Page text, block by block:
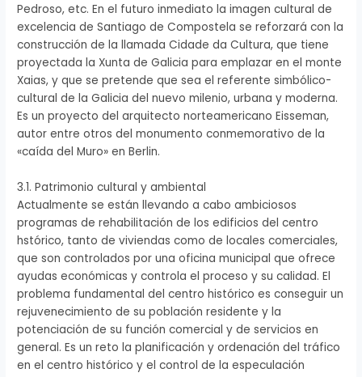
Pedroso, etc. En el futuro inmediato la imagen cultural de
excelencia de Santiago de Compostela se reforzará con la
construcción de la llamada Cidade da Cultura, que tiene
proyectada la Xunta de Galicia para emplazar en el monte
Xaias, y que se pretende que sea el referente simbólico-
cultural de la Galicia del nuevo milenio, urbana y moderna.
Es un proyecto del arquitecto norteamericano Eisseman,
autor entre otros del monumento conmemorativo de la
«caída del Muro» en Berlin.
3.1. Patrimonio cultural y ambiental
Actualmente se están llevando a cabo ambiciosos
programas de rehabilitación de los edificios del centro
hstórico, tanto de viviendas como de locales comerciales,
que son controlados por una oficina municipal que ofrece
ayudas económicas y controla el proceso y su calidad. El
problema fundamental del centro histórico es conseguir un
rejuvenecimiento de su población residente y la
potenciación de su función comercial y de servicios en
general. Es un reto la planificación y ordenación del tráfico
en el centro histórico y el control de la especulación